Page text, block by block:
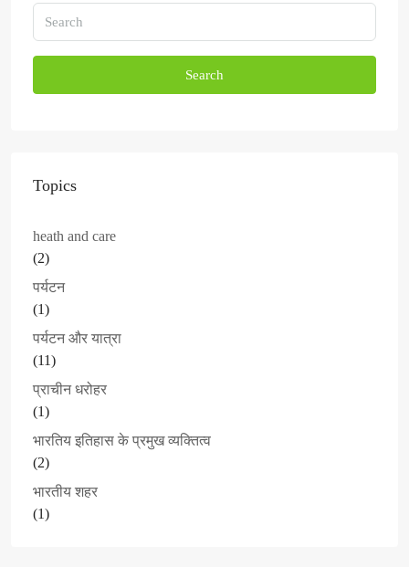
Search
Topics
heath and care
(2)
पर्यटन
(1)
पर्यटन और यात्रा
(11)
प्राचीन धरोहर
(1)
भारतिय इतिहास के प्रमुख व्यक्तित्व
(2)
भारतीय शहर
(1)